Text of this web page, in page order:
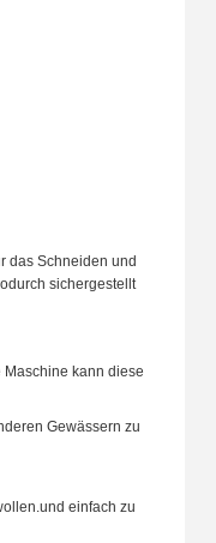
das Schneiden und
sichergestellt
kann diese
Gewässern zu
einfach zu